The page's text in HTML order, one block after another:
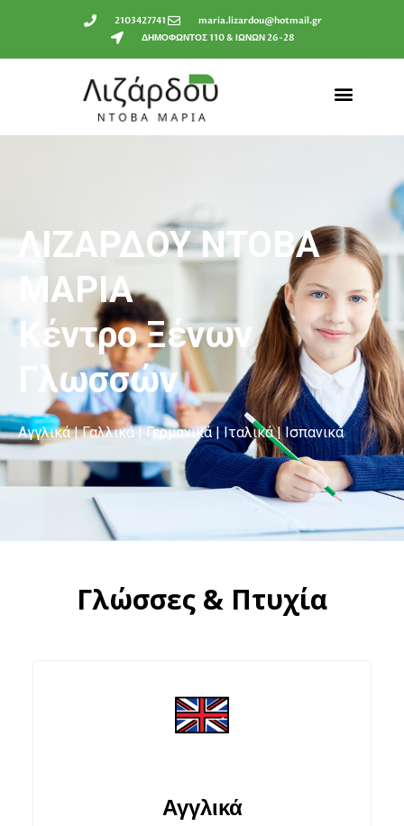
2103427741
maria.lizardou@hotmail.gr
ΔΗΜΟΦΩΝΤΟΣ 110 & ΙΩΝΩΝ 26-28
ΛΙΖΑΡΔΟΥ ΝΤΟΒΑ
ΜΑΡΙΑ
Κέντρο Ξένων
Γλωσσών
Αγγλικά | Γαλλικά | Γερμανικά | Ιταλικά | Ισπανικά
Γλώσσες & Πτυχία
Αγγλικά